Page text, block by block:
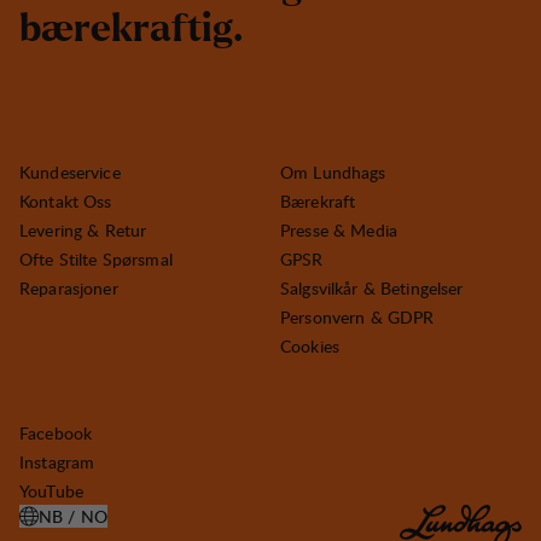
bærekraftig.
Kundeservice
Kontakt Oss
Levering & Retur
Ofte Stilte Spørsmal
Reparasjoner
Om Lundhags
Bærekraft
Presse & Media
GPSR
Salgsvilkår & Betingelser
Personvern & GDPR
Cookies
Facebook
Instagram
YouTube
NB / NO
ÅPNE VELG LAND